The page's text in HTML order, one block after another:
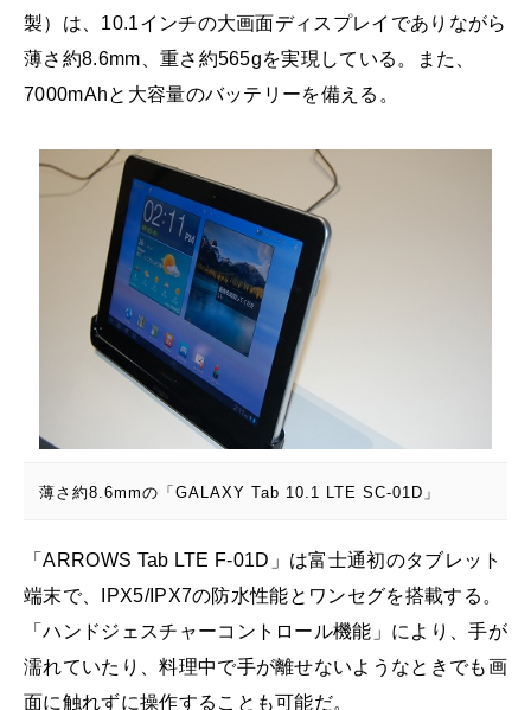
製）は、10.1インチの大画面ディスプレイでありながら
薄さ約8.6mm、重さ約565gを実現している。また、
7000mAhと大容量のバッテリーを備える。
薄さ約8.6mmの「GALAXY Tab 10.1 LTE SC-01D」
「ARROWS Tab LTE F-01D」は富士通初のタブレット
端末で、IPX5/IPX7の防水性能とワンセグを搭載する。
「ハンドジェスチャーコントロール機能」により、手が
濡れていたり、料理中で手が離せないようなときでも画
面に触れずに操作することも可能だ。